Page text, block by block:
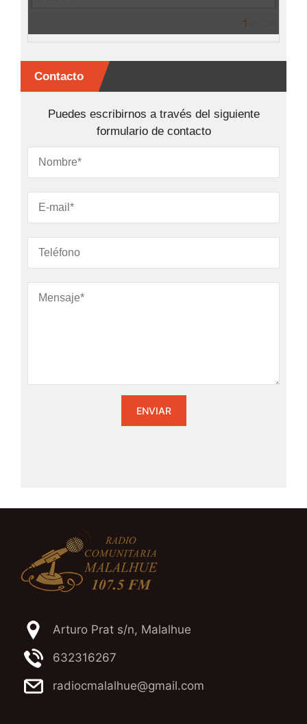
Contacto
Puedes escribirnos a través del siguiente
formulario de contacto
Arturo Prat s/n, Malalhue
632316267
radiocmalalhue@gmail.com